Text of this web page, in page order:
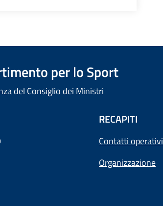
per lo Sport
del Consiglio dei Ministri
RECAPITI
Contatti operativi
Organizzazione